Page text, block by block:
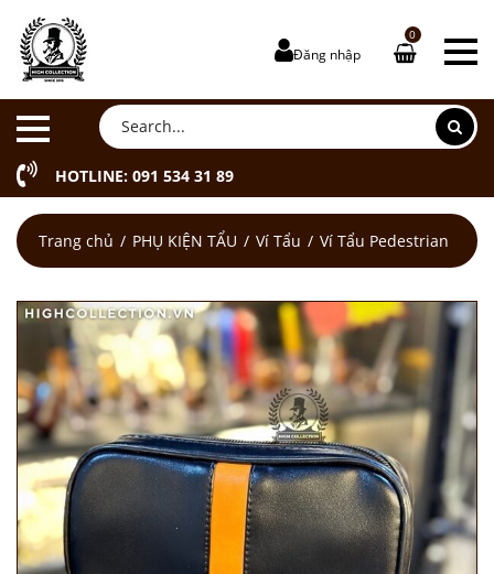
Đăng nhập
0
HOTLINE: 091 534 31 89
Trang chủ PHỤ KIỆN TẨU Ví Tẩu Ví Tẩu Pedestrian